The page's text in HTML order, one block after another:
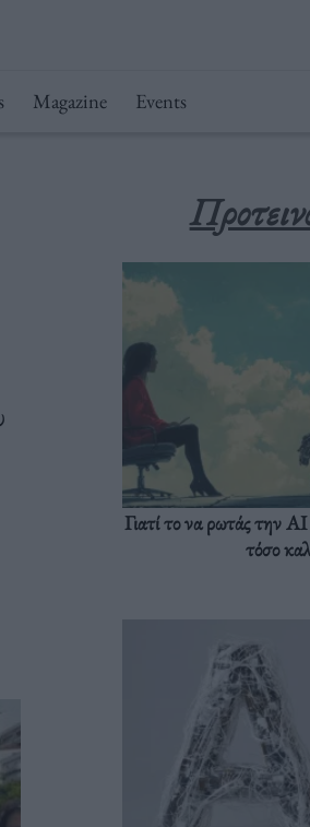
Magazine Events
Γιατί το να ρωτάς την AI
τόσο